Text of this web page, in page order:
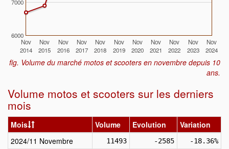
Nov
2014
Nov
2015
Nov
2016
Nov
2017
Nov
2018
Nov
2019
Nov
2020
Nov
2021
Nov
2022
Nov
2023
Nov
2024
6000
7000
fig. Volume du marché motos et scooters en novembre depuis 10
ans.
Volume motos et scooters sur les derniers
mois
Mois Volume Evolution
Variation
2024/11 Novembre
11493 -2585 -18.36%